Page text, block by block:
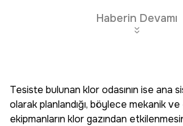
Haberin Devamı
Tesiste bulunan klor odasının ise ana
olarak planlandığı, böylece mekanik
ekipmanların klor gazından